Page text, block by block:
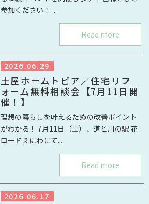
参加ください！ ...
Read more
2026.06.29
土屋ホームトピア／住宅リフ
ォーム無料相談会【7月11日開
催！】
理想の暮らしを叶えるための改善ポイント
がわかる！ 7月11日（土）、道と川の駅 花
ロードえにわにて...
Read more
2026.06.17